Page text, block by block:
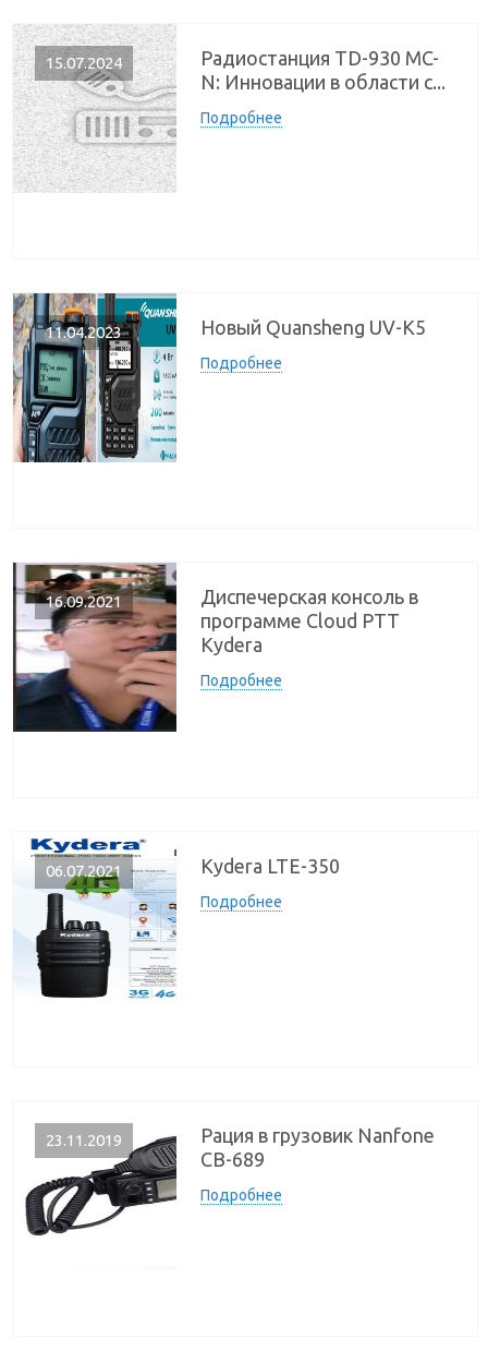
15.07.2024
Радиостанция TD-930 MC-
N: Инновации в области с...
Подробнее
11.04.2023 Новый Quansheng UV-K5
Подробнее
16.09.2021
Диспечерская консоль в
программе Cloud PTT
Kydera
Подробнее
06.07.2021 Kydera LTE-350
Подробнее
23.11.2019
Рация в грузовик Nanfone
CB-689
Подробнее